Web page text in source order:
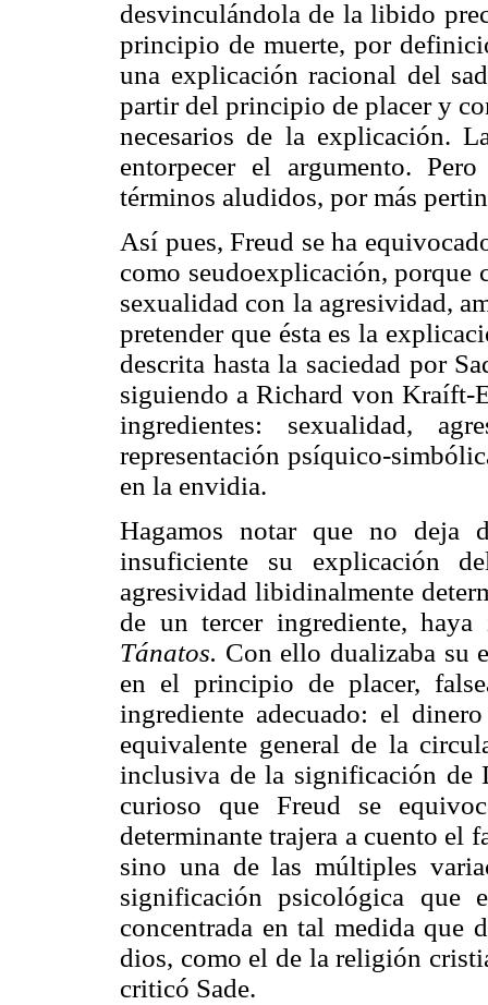
desvinculándola de la libido
principio de muerte, por
una explicación racional del
partir del principio de placer y
necesarios de la explicación.
entorpecer el argumento.
términos aludidos, por más
Así pues, Freud se ha
como seudoexplicación, porque
sexualidad con la agresividad,
pretender que ésta es la
descrita hasta la saciedad por
siguiendo a Richard von Kraíft-
ingredientes: sexualidad,
representación psíquico-
en la envidia.
Hagamos notar que no deja
insuficiente su explicación
agresividad libidinalmente
de un tercer ingrediente,
Tánatos. Con ello dualizaba su
en el principio de placer,
ingrediente adecuado: el
equivalente general de la
inclusiva de la significación de
curioso que Freud se
determinante trajera a cuento el
sino una de las múltiples
significación psicológica que
concentrada en tal medida que
dios, como el de la religión
criticó Sade.